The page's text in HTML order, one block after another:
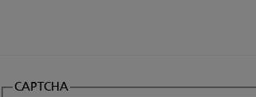
CAPTCHA